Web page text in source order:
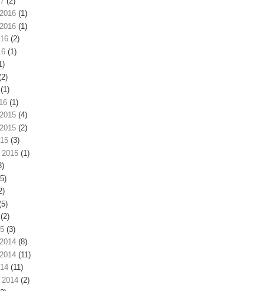
(1)
(1)
(2)
(1)
(1)
(4)
(2)
(3)
(1)
(3)
(8)
(11)
(11)
(2)